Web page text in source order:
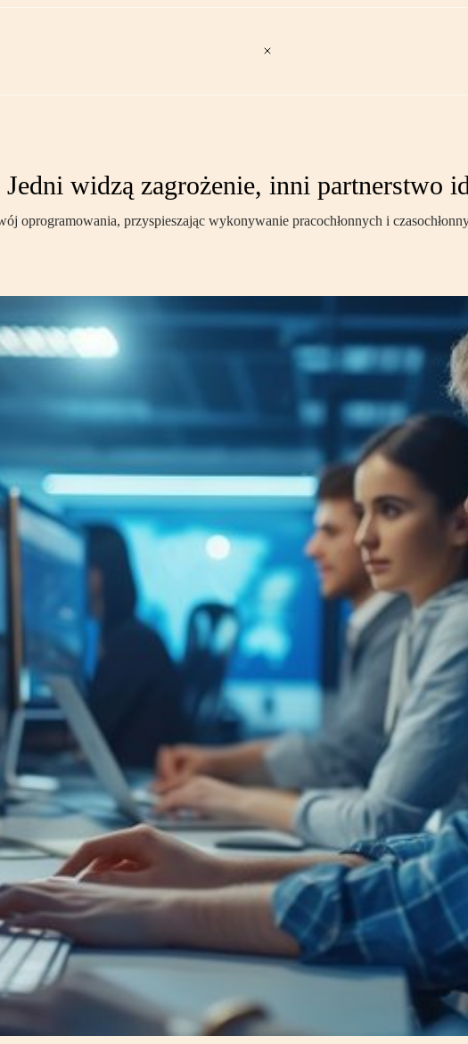
widzą zagrożenie, inni partnerstwo
oprogramowania, przyspieszając wykonywanie pracochłonnych i